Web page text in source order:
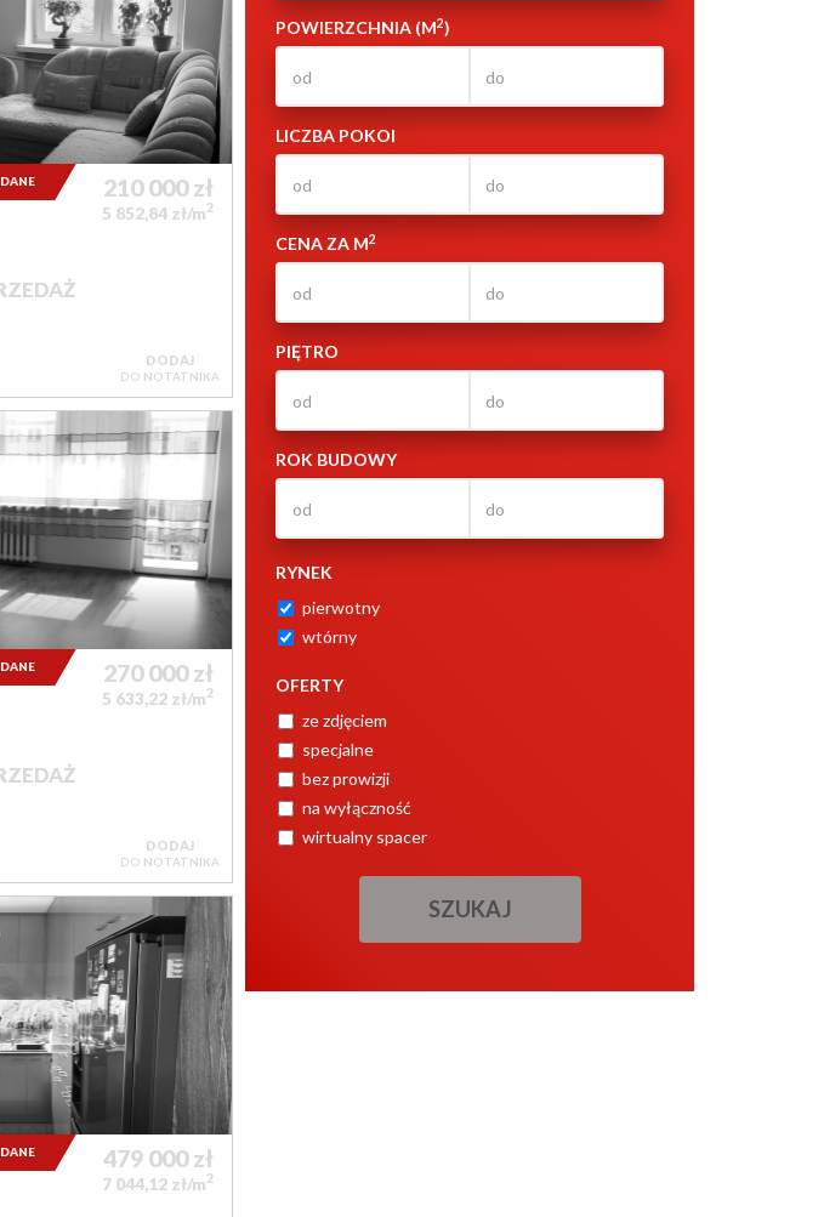
POWIERZCHNIA (M2)
LICZBA POKOI
CENA ZA M2
PIĘTRO
ROK BUDOWY
RYNEK
pierwotny
wtórny
OFERTY
ze zdjęciem
specjalne
bez prowizji
na wyłączność
wirtualny spacer
210 000zł
5 852,84 zł/m2
DODAJ
DO NOTATNIKA
270 000zł
5 633,22 zł/m2
DODAJ
DO NOTATNIKA
479 000zł
7 044,12 zł/m2